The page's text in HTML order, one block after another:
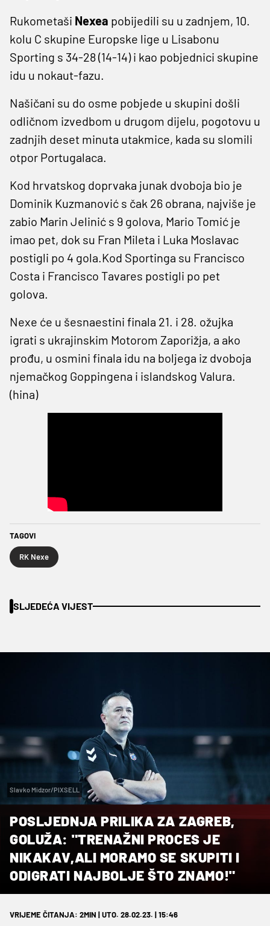
Rukometaši Nexea pobijedili su u zadnjem, 10.
kolu C skupine Europske lige u Lisabonu
Sporting s 34-28 (14-14) i kao pobjednici skupine
idu u nokaut-fazu.
Našičani su do osme pobjede u skupini došli
odličnom izvedbom u drugom dijelu, pogotovu u
zadnjih deset minuta utakmice, kada su slomili
otpor Portugalaca.
Kod hrvatskog doprvaka junak dvoboja bio je
Dominik Kuzmanović s čak 26 obrana, najviše je
zabio Marin Jelinić s 9 golova, Mario Tomić je
imao pet, dok su Fran Mileta i Luka Moslavac
postigli po 4 gola.Kod Sportinga su Francisco
Costa i Francisco Tavares postigli po pet
golova.
Nexe će u šesnaestini finala 21. i 28. ožujka
igrati s ukrajinskim Motorom Zaporižja, a ako
prođu, u osmini finala idu na boljega iz dvoboja
njemačkog Goppingena i islandskog Valura.
(hina)
TAGOVI
RK Nexe
SLJEDEĆA VIJEST
Slavko Midzor/PIXSELL
POSLJEDNJA PRILIKA ZA ZAGREB,
GOLUŽA: "TRENAŽNI PROCES JE
NIKAKAV,ALI MORAMO SE SKUPITI I
ODIGRATI NAJBOLJE ŠTO ZNAMO!"
VRIJEME ČITANJA: 2MIN | UTO. 28.02.23. | 15:46